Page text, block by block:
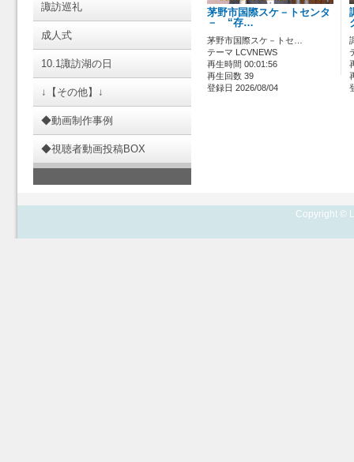
諏訪巡礼
成人式
10.1諏訪湖の日
↓【その他】↓
◆動画制作事例
◆視聴者動画投稿BOX
茅野市国際スケ－トセンタ
－ “存…
茅野市国際スケ－トセ…
テーマ LCVNEWS
再生時間 00:01:56
再生回数 39
登録日 2026/08/04
Copyright ©